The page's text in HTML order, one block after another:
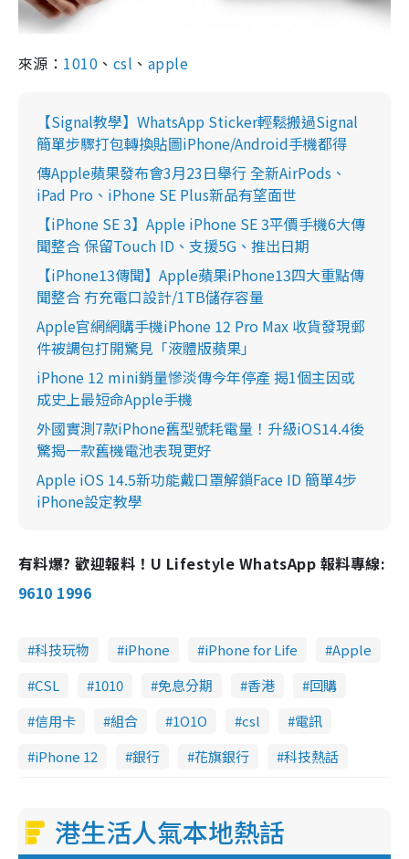
來源： 1010 、 csl 、 apple
【Signal教學】WhatsApp Sticker輕鬆搬過Signal
簡單步驟打包轉換貼圖iPhone/Android手機都得
傳Apple蘋果發布會3月23日舉行 全新AirPods、
iPad Pro、iPhone SE Plus新品有望面世
【iPhone SE 3】Apple iPhone SE 3平價手機6大傳
聞整合 保留Touch ID、支援5G、推出日期
【iPhone13傳聞】Apple蘋果iPhone13四大重點傳
聞整合 冇充電口設計/1TB儲存容量
Apple官網網購手機iPhone 12 Pro Max 收貨發現郵
件被調包打開驚見「液體版蘋果」
iPhone 12 mini銷量慘淡傳今年停產 揭1個主因或
成史上最短命Apple手機
外國實測7款iPhone舊型號耗電量！升級iOS14.4後
驚揭一款舊機電池表現更好
Apple iOS 14.5新功能戴口罩解鎖Face ID 簡單4步
iPhone設定教學
有料爆? 歡迎報料！U Lifestyle WhatsApp 報料專線:
9610 1996
科技玩物 iPhone iPhone for Life
Apple
CSL
1010 免息分期 香港
回購
信用卡
組合 1O1O csl
電訊
iPhone 12
銀行 花旗銀行 科技熱話
港生活人氣本地熱話